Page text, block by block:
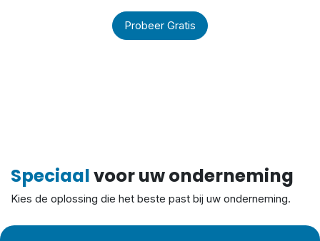
Probeer Gratis
Speciaalvoor uw onderneming
Kies de oplossing die het beste past bij uw onderneming.